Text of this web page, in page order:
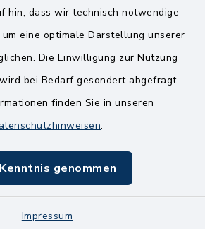
hin, dass wir technisch notwendige
eine optimale Darstellung unserer
Die Einwilligung zur Nutzung
bei Bedarf gesondert abgefragt.
finden Sie in unseren
.
genommen
Impressum
Kontakt
Barrierefreiheit
Impressum
Sitemap